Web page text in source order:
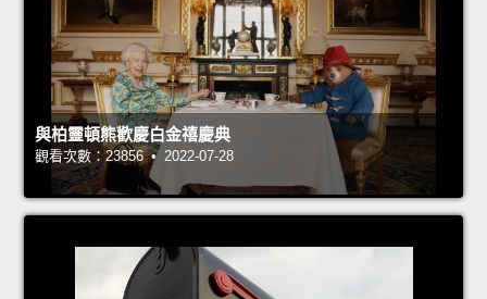
與柏靈頓熊歡慶白金禧慶典
觀看次數：23856 • 2022-07-28